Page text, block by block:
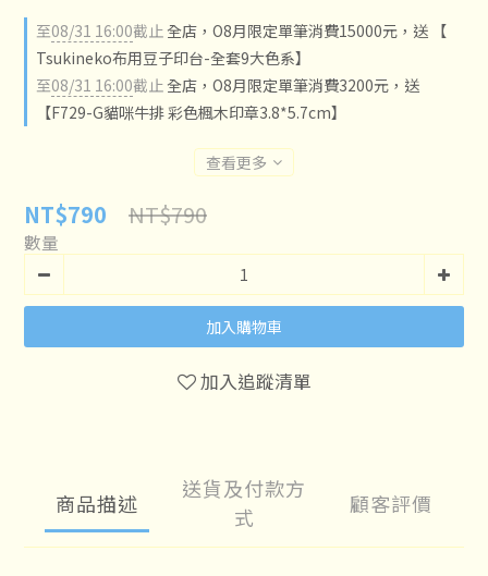
至08/31 16:00截止全店，O8月限定單筆消費15000元，送 【
Tsukineko布用豆子印台-全套9大色系】
至08/31 16:00截止全店，O8月限定單筆消費3200元，送
【F729-G貓咪牛排 彩色楓木印章3.8*5.7cm】
查看更多
NT$790 NT$790
數量
加入購物車
加入追蹤清單
商品描述
送貨及付款方
式
顧客評價